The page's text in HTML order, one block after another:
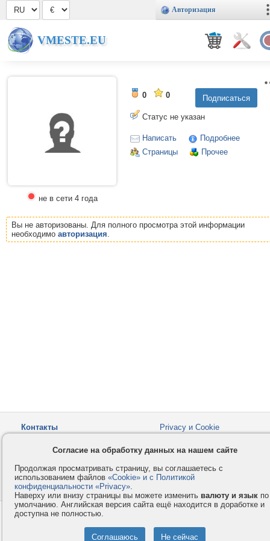
Авторизация
VMESTE.EU
не в сети 4 года
0 0
Статус не указан
Написать
Подробнее
Страницы
Прочее
Вы не авторизованы. Для полного просмотра этой информации
необходимо авторизация.
Контакты
Privacy и Cookie
Как оплатить
Форумы
© 2008-2026VMESTE.EU
Согласие на обработку данных на нашем сайте
Продолжая просматривать страницу, вы соглашаетесь с
использованием файлов «Cookie» и с Политикой
конфиденциальности «Privacy».
Наверху или внизу страницы вы можете изменить валюту и язык по
умолчанию. Английская версия сайта ещё находится в доработке и
доступна не полностью.